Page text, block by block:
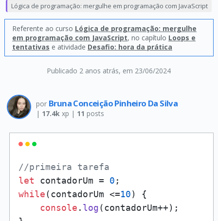
Publicado 2 anos atrás, em 23/06/2024
Lógica de programação: mergulhe em programação com JavaScript
Referente ao curso Lógica de programação: mergulhe
em programação com JavaScript, no capítulo Loops e
tentativas e atividade Desafio: hora da prática
por Bruna Conceição Pinheiro Da Silva
| 17.4kxp | 11 posts
//primeira tarefa
let contadorUm = 0
while(contadorUm <=10) {
console . log(contadorUm++);